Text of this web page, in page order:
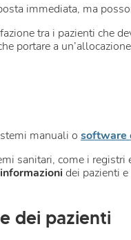
immediata, ma
tra i pazienti che
portare a
manuali o software
sanitari, come i
dei pazienti
dei pazienti